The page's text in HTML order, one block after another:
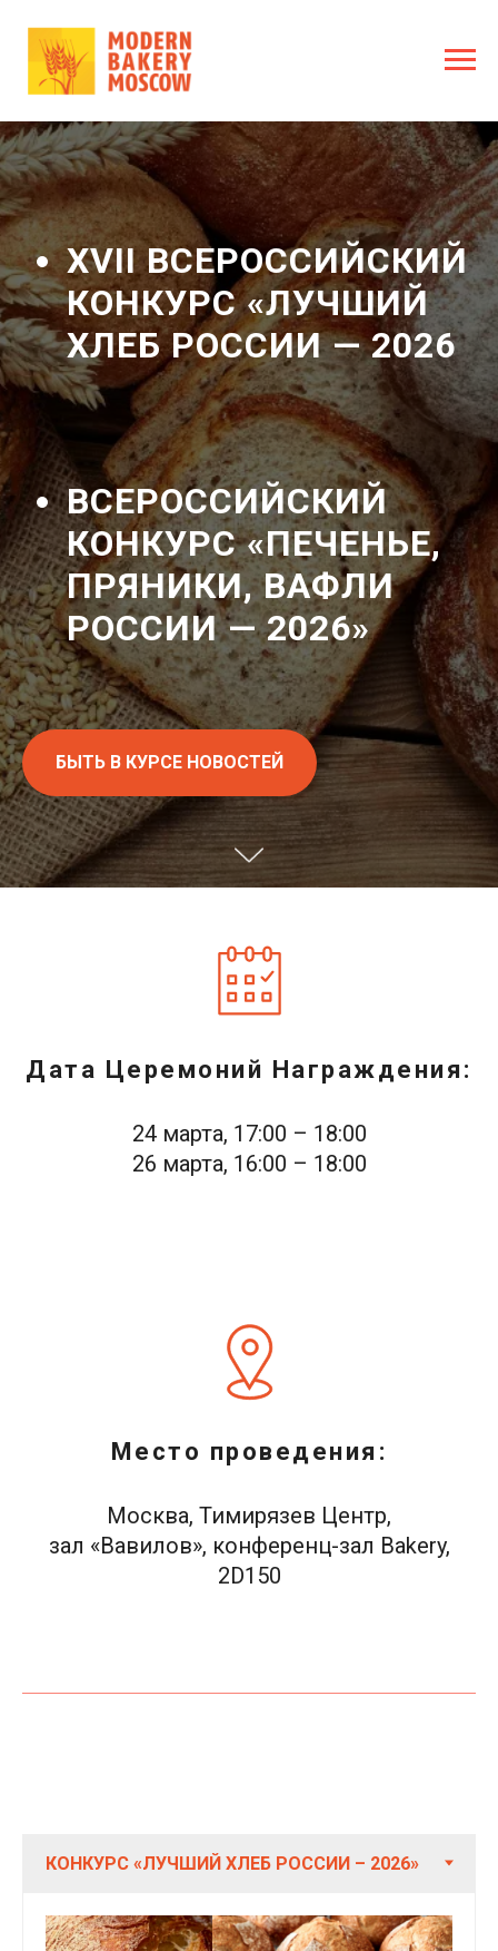
XVII ВСЕРОССИЙСКИЙ
КОНКУРС «ЛУЧШИЙ
ХЛЕБ РОССИИ — 2026
ВСЕРОССИЙСКИЙ
КОНКУРС «ПЕЧЕНЬЕ,
ПРЯНИКИ, ВАФЛИ
РОССИИ — 2026»
БЫТЬ В КУРСЕ НОВОСТЕЙ
Дата Церемоний Награждения:
24 марта, 17:00 – 18:00
26 марта, 16:00 – 18:00
Место проведения:
Москва, Тимирязев Центр,
зал «Вавилов», конференц-зал Bakery,
2D150